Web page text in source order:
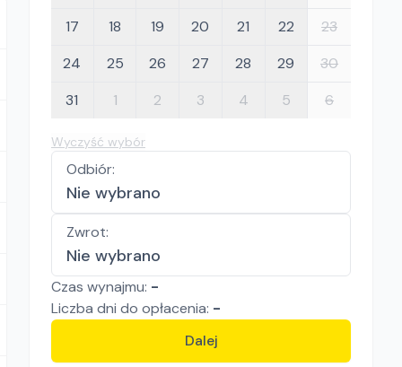
17
18 19 20 21 22
23
24
25 26 27 28 29
30
31
1 2 3 4 5 6
Wyczyść wybór
Odbiór:
Nie wybrano
Zwrot:
Nie wybrano
Czas wynajmu: -
Liczba dni do opłacenia: -
Dalej